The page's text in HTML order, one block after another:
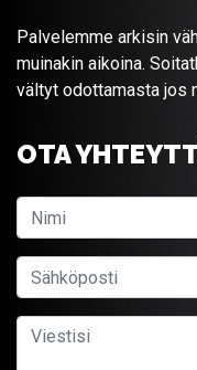
Palvelemme arkisin
muinakin aikoina.
vältyt odottamasta jos
OTA